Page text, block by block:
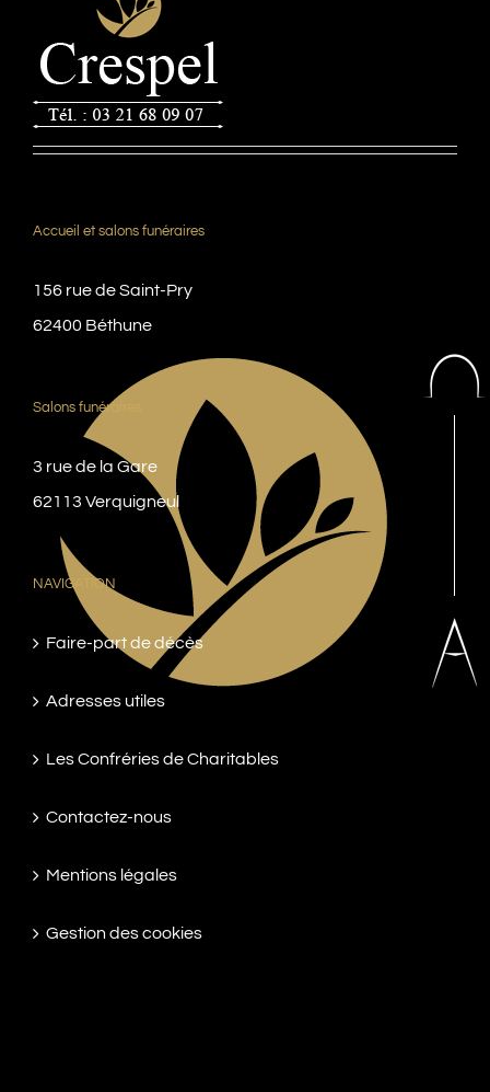
Accueil et salons funéraires
156 rue de Saint-Pry
62400 Béthune
Salons funéraires
3 rue de la Gare
62113 Verquigneul
NAVIGATION
Faire-part de décès
Adresses utiles
Les Confréries de Charitables
Contactez-nous
Mentions légales
Gestion des cookies